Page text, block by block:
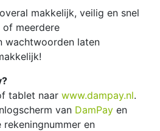
makkelijk, veilig en snel
of meerdere
wachtwoorden laten
tablet naar www.dampay.nl.
van DamPay en
en